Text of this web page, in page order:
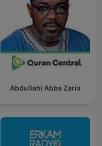
Abdullahi Abba Zaria